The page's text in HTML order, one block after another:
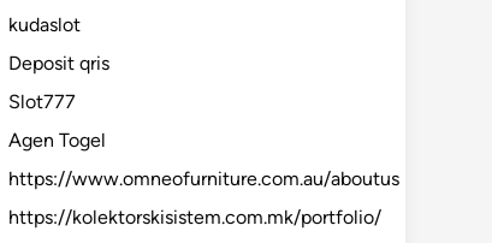
kudaslot
Deposit qris
Slot777
Agen Togel
https://www.omneofurniture.com.au/aboutus
https://kolektorskisistem.com.mk/portfolio/